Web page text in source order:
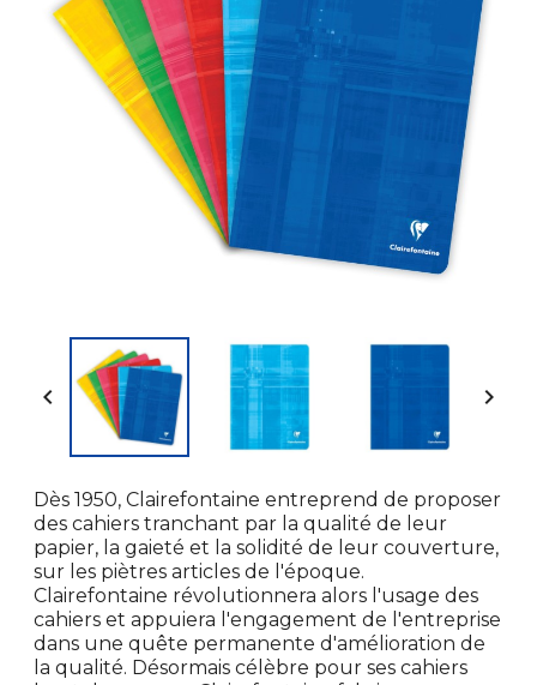
 
Dès 1950, Clairefontaine entreprend de proposer
des cahiers tranchant par la qualité de leur
papier, la gaieté et la solidité de leur couverture,
sur les piètres articles de l'époque.
Clairefontaine révolutionnera alors l'usage des
cahiers et appuiera l'engagement de l'entreprise
dans une quête permanente d'amélioration de
la qualité. Désormais célèbre pour ses cahiers